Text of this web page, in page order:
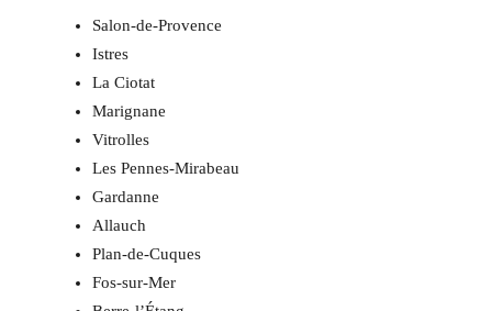
Salon-de-Provence
Istres
La Ciotat
Marignane
Vitrolles
Les Pennes-Mirabeau
Gardanne
Allauch
Plan-de-Cuques
Fos-sur-Mer